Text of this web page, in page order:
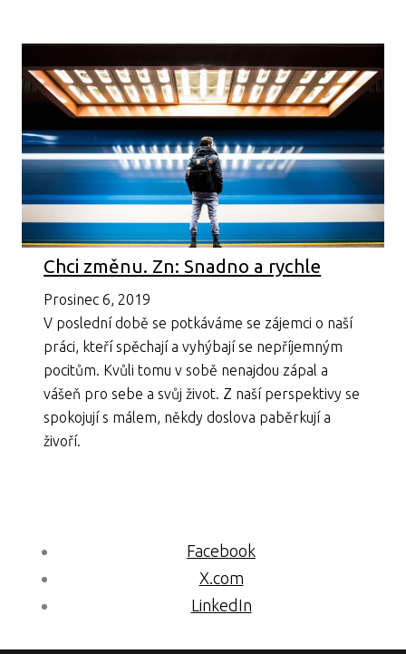
Chci změnu. Zn: Snadno a rychle
Prosinec 6, 2019
V poslední době se potkáváme se zájemci o naší
práci, kteří spěchají a vyhýbají se nepříjemným
pocitům. Kvůli tomu v sobě nenajdou zápal a
vášeň pro sebe a svůj život. Z naší perspektivy se
spokojují s málem, někdy doslova paběrkují a
živoří.
Facebook
X.com
LinkedIn